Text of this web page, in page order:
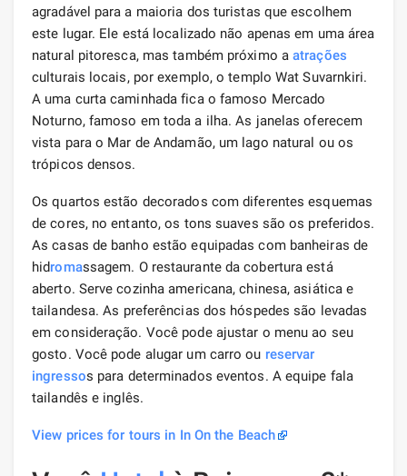
agradável para a maioria dos turistas que escolhem
este lugar. Ele está localizado não apenas em uma área
natural pitoresca, mas também próximo aatrações
culturais locais, por exemplo, o templo Wat Suvarnkiri.
A uma curta caminhada fica o famoso Mercado
Noturno, famoso em toda a ilha. As janelas oferecem
vista para o Mar de Andamão, um lago natural ou os
trópicos densos.
Os quartos estão decorados com diferentes esquemas
de cores, no entanto, os tons suaves são os preferidos.
As casas de banho estão equipadas com banheiras de
hidromassagem. O restaurante da cobertura está
aberto. Serve cozinha americana, chinesa, asiática e
tailandesa. As preferências dos hóspedes são levadas
em consideração. Você pode ajustar o menu ao seu
gosto. Você pode alugar um carro ou reservar
ingressos para determinados eventos. A equipe fala
tailandês e inglês.
View prices for tours in In On the Beach